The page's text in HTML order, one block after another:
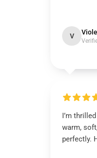
V
I’m
warm,
perfectly.